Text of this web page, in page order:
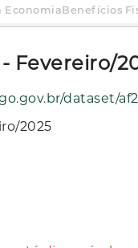
EconomiaBenefícios
Fevereiro/
8ae1-4d8d-bd41-
2025